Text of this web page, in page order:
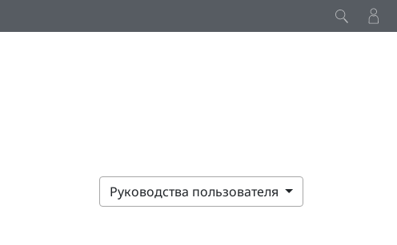
Руководства пользователя